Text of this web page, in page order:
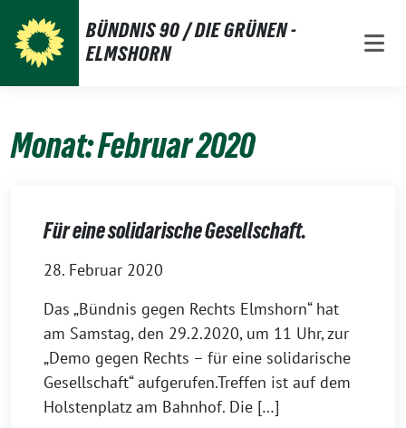
zum
Inhalt
BÜNDNIS 90 / DIE GRÜNEN -
ELMSHORN
Monat:Februar 2020
Für eine solidarische Gesellschaft.
28. Februar 2020
Das „Bündnis gegen Rechts Elmshorn“ hat
am Samstag, den 29.2.2020, um 11 Uhr, zur
„Demo gegen Rechts – für eine solidarische
Gesellschaft“ aufgerufen.Treffen ist auf dem
Holstenplatz am Bahnhof. Die […]